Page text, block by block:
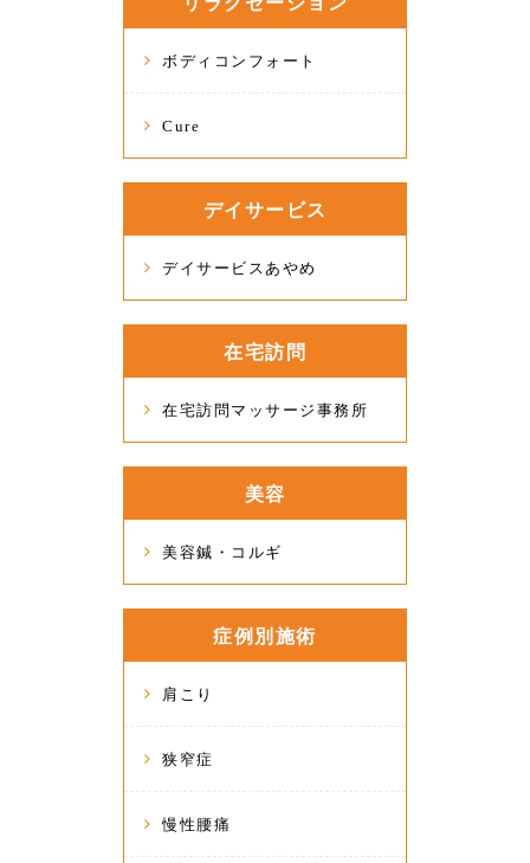
ボディコンフォート
Cure
デイサービス
デイサービスあやめ
在宅訪問
在宅訪問マッサージ事務所
美容
美容鍼・コルギ
症例別施術
肩こり
狭窄症
慢性腰痛